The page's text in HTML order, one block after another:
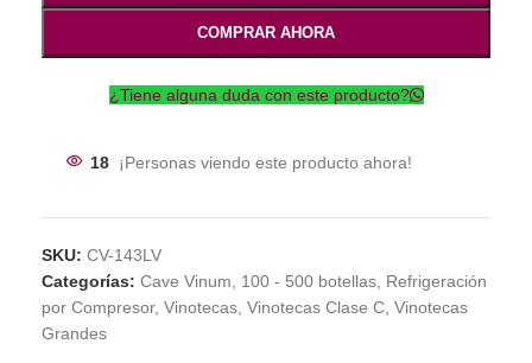
COMPRAR AHORA
¿Tiene alguna duda con este producto?
18 ¡Personas viendo este producto ahora!
SKU: CV-143LV
Categorías: Cave Vinum 100 - 500 botellas Refrigeración
por Compresor, Vinotecas Vinotecas Clase C Vinotecas
Grandes